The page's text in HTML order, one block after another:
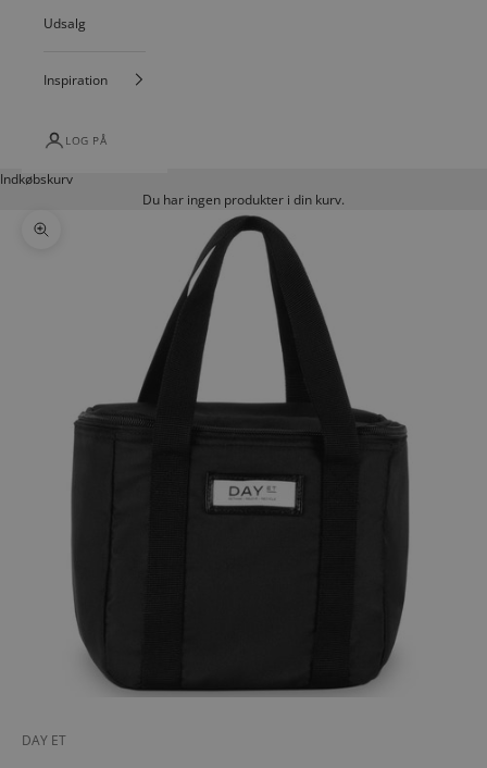
Udsalg
Inspiration
LOG PÅ
Indkøbskurv
Du har ingen produkter i din kurv.
Zoom
DAY ET